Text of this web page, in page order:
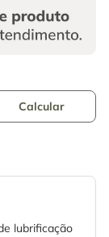
lubrificação